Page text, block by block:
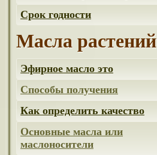
Срок годности
Масла растений
Эфирное масло это
Способы получения
Как определить качество
Основные масла или
маслоносители